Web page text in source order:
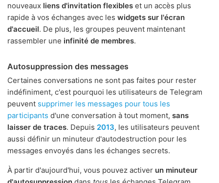
nouveaux liens d'invitation flexibles et un accès plus
rapide à vos échanges avec les widgets sur l'écran
d'accueil. De plus, les groupes peuvent maintenant
rassembler une infinité de membres.
Autosuppression des messages
Certaines conversations ne sont pas faites pour rester
indéfiniment, c'est pourquoi les utilisateurs de Telegram
peuvent supprimer les messages pour tous les
participants d'une conversation à tout moment, sans
laisser de traces. Depuis 2013, les utilisateurs peuvent
aussi définir un minuteur d'autodestruction pour les
messages envoyés dans les échanges secrets.
À partir d'aujourd'hui, vous pouvez activer un minuteur